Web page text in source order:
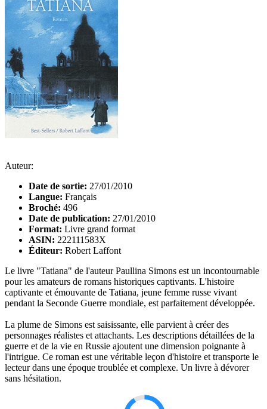
Auteur:
Date de sortie: 27/01/2010
Langue: Français
Broché: 496
Date de publication: 27/01/2010
Format: Livre grand format
ASIN: 222111583X
Éditeur: Robert Laffont
Le livre "Tatiana" de l'auteur Paullina Simons est un incontournable
pour les amateurs de romans historiques captivants. L'histoire
captivante et émouvante de Tatiana, jeune femme russe vivant
pendant la Seconde Guerre mondiale, est parfaitement développée.
La plume de Simons est saisissante, elle parvient à créer des
personnages réalistes et attachants. Les descriptions détaillées de la
guerre et de la vie en Russie ajoutent une dimension poignante à
l'intrigue. Ce roman est une véritable leçon d'histoire et transporte le
lecteur dans une époque troublée et complexe. Un livre à dévorer
sans hésitation.